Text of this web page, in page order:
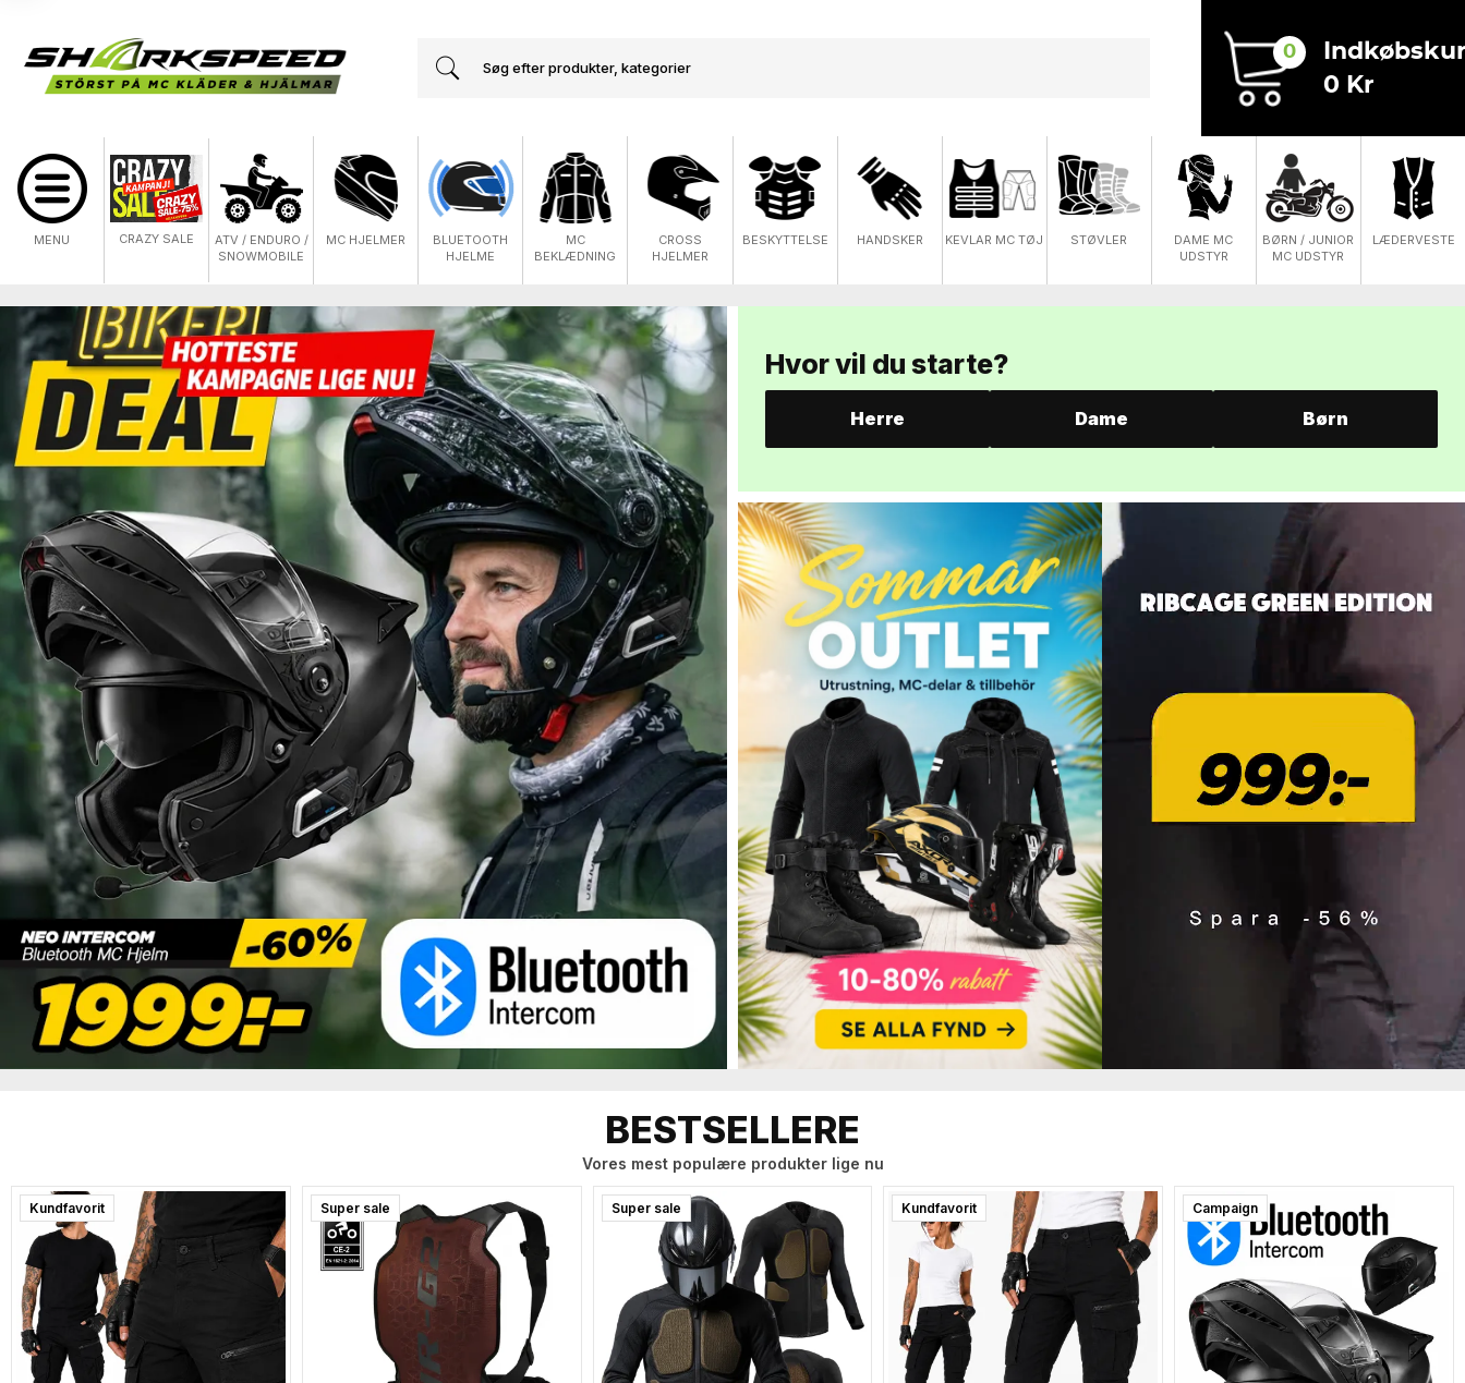
0
0 Kr
MENU CRAZY SALE
ATV / ENDURO /
SNOWMOBILE
MC HJELMER
BLUETOOTH
HJELME
MC
BEKLÆDNING
CROSS
HJELMER
BESKYTTELSE HANDSKER KEVLAR MC TØJ STØVLER
DAME MC
UDSTYR
BØRN / JUNIOR
MC UDSTYR
LÆDERVESTE
Hvor vil du starte?
Herre Dame Børn
BESTSELLERE
Vores mest populære produkter lige nu
Kundfavorit Super sale Super sale Kundfavorit Campaign